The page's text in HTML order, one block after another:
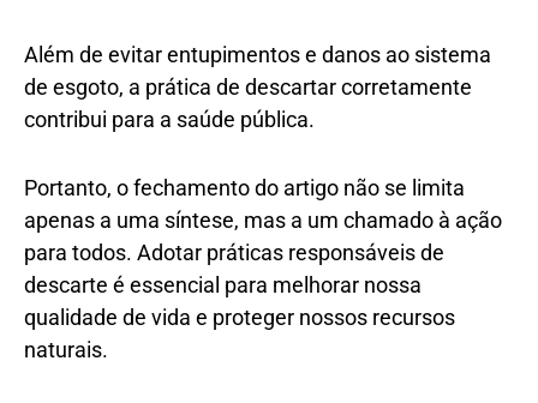
Além de evitar entupimentos e danos ao sistema
de esgoto, a prática de descartar corretamente
contribui para a saúde pública.
Portanto, o fechamento do artigo não se limita
apenas a uma síntese, mas a um chamado à ação
para todos. Adotar práticas responsáveis de
descarte é essencial para melhorar nossa
qualidade de vida e proteger nossos recursos
naturais.